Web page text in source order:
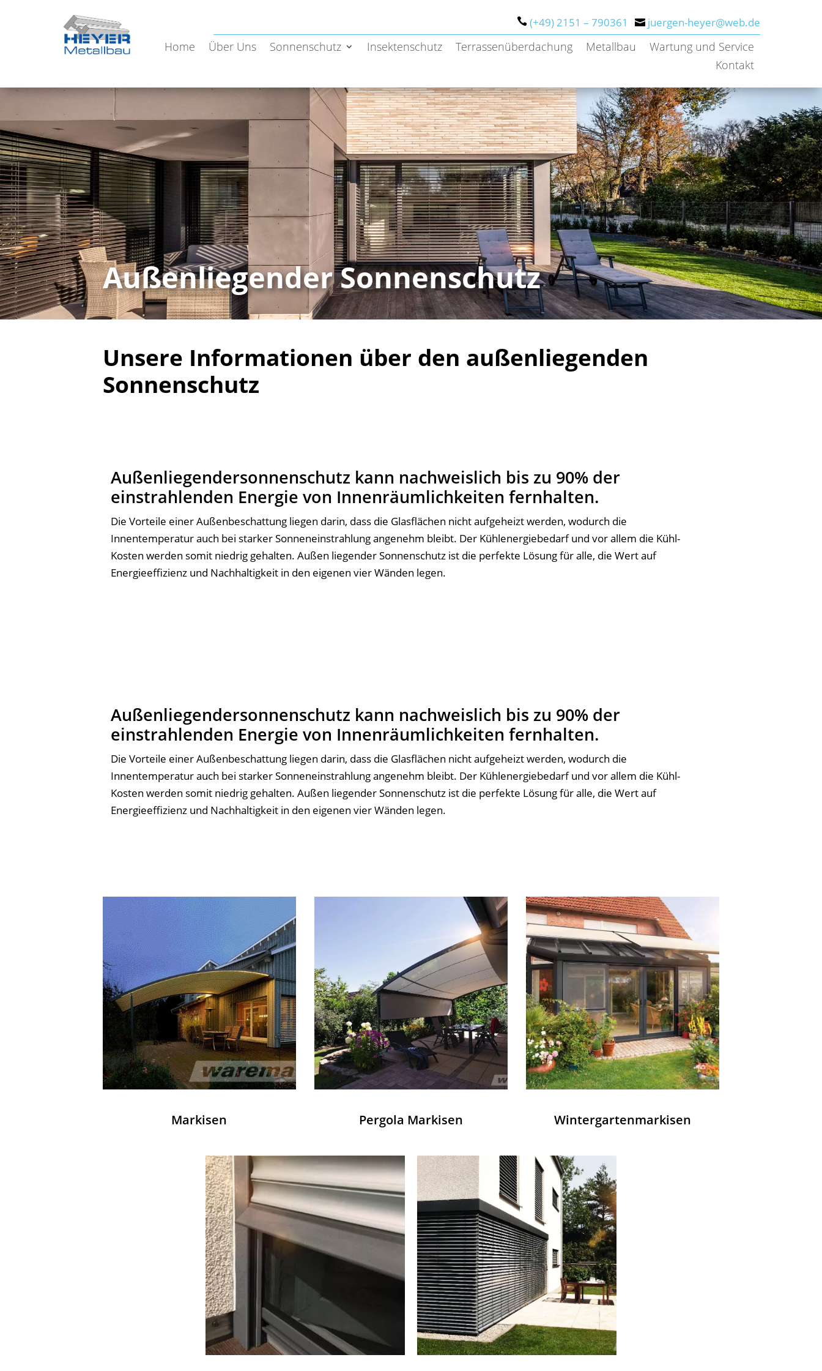
(+49) 2151 – 790361 juergen-heyer@web.de
Home Über Uns Sonnenschutz Insektenschutz Terrassenüberdachung Metallbau
Wartung und Service
Kontakt
Außenliegender Sonnenschutz
Unsere Informationen über den außenliegenden
Sonnenschutz
Außenliegendersonnenschutz kann nachweislich bis zu 90% der
einstrahlenden Energie von Innenräumlichkeiten fernhalten.
Die Vorteile einer Außenbeschattung liegen darin, dass die Glasflächen nicht aufgeheizt werden, wodurch die
Innentemperatur auch bei starker Sonneneinstrahlung angenehm bleibt. Der Kühlenergiebedarf und vor allem die Kühl-
Kosten werden somit niedrig gehalten. Außen liegender Sonnenschutz ist die perfekte Lösung für alle, die Wert auf
Energieeffizienz und Nachhaltigkeit in den eigenen vier Wänden legen.
Außenliegendersonnenschutz kann nachweislich bis zu 90% der
einstrahlenden Energie von Innenräumlichkeiten fernhalten.
Die Vorteile einer Außenbeschattung liegen darin, dass die Glasflächen nicht aufgeheizt werden, wodurch die
Innentemperatur auch bei starker Sonneneinstrahlung angenehm bleibt. Der Kühlenergiebedarf und vor allem die Kühl-
Kosten werden somit niedrig gehalten. Außen liegender Sonnenschutz ist die perfekte Lösung für alle, die Wert auf
Energieeffizienz und Nachhaltigkeit in den eigenen vier Wänden legen.
Markisen Pergola Markisen Wintergartenmarkisen